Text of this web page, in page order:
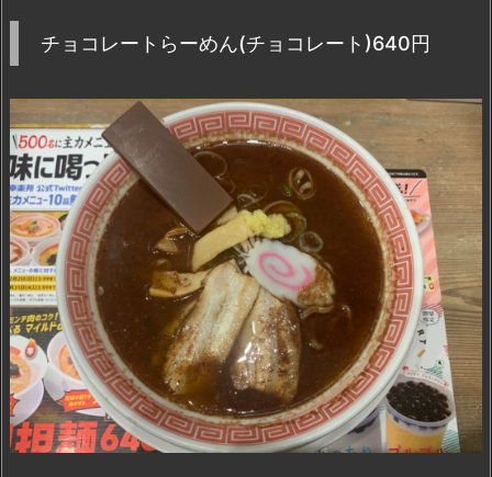
チョコレートらーめん(チョコレート)640円